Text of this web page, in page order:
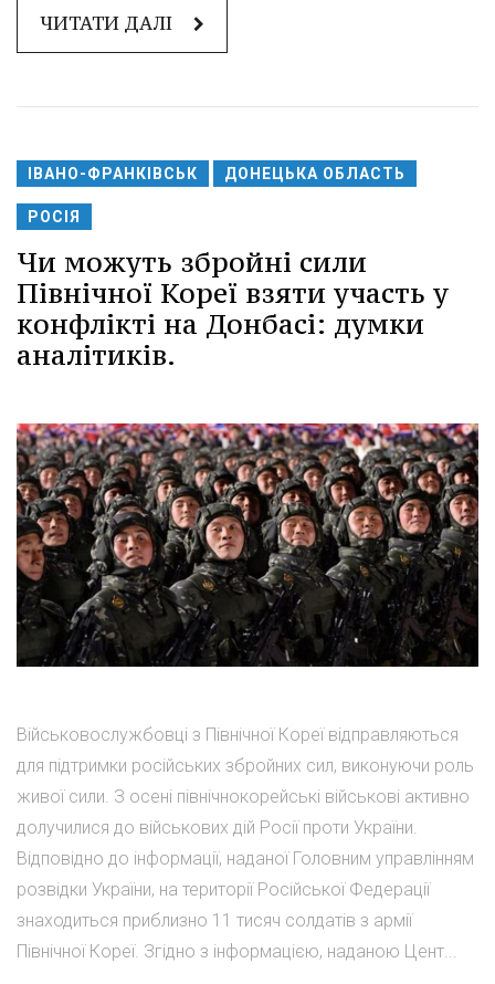
ЧИТАТИ ДАЛІ
ІВАНО-ФРАНКІВСЬК ДОНЕЦЬКА ОБЛАСТЬ
РОСІЯ
Чи можуть збройні сили
Північної Кореї взяти участь у
конфлікті на Донбасі: думки
аналітиків.
Військовослужбовці з Північної Кореї відправляються
для підтримки російських збройних сил, виконуючи роль
живої сили. З осені північнокорейські військові активно
долучилися до військових дій Росії проти України.
Відповідно до інформації, наданої Головним управлінням
розвідки України, на території Російської Федерації
знаходиться приблизно 11 тисяч солдатів з армії
Північної Кореї. Згідно з інформацією, наданою Цент...